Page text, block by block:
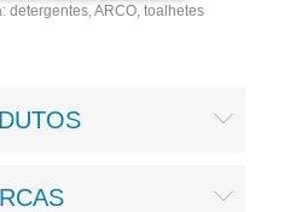
detergentes, ARCO, toalhetes